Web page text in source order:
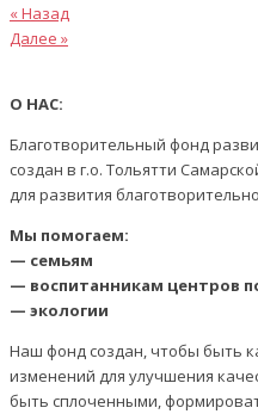
Навигация
по
записям
Предыдущая
статья
« Назад
Следующая
Далее »
О НАС:
Благотворительный фонд
создан в г.о. Тольятти
для развития
Мы помогаем:
— семьям
— воспитанникам центров
— экологии
Наш фонд создан, чтобы быть
изменений для улучшения
быть сплоченными,